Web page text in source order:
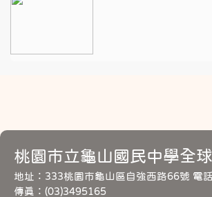
桃園市立龜山國民中學全
地址：333桃園市龜山區自強西路66號 電
傳真：(03)3495165